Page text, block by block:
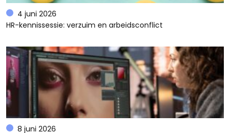
4 juni 2026
HR-kennissessie: verzuim en arbeidsconflict
8 juni 2026